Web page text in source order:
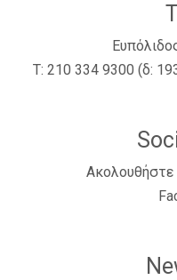
Τ: 210 334 9300 (δ: